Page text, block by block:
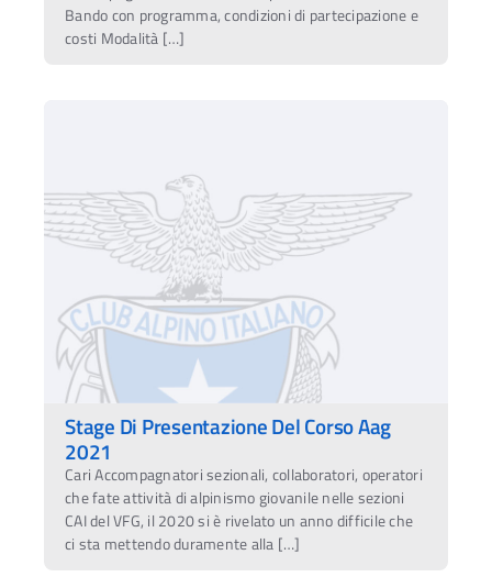
Bando con programma, condizioni di partecipazione e
costi Modalità […]
Stage Di Presentazione Del Corso Aag
2021
Cari Accompagnatori sezionali, collaboratori, operatori
che fate attività di alpinismo giovanile nelle sezioni
CAI del VFG, il 2020 si è rivelato un anno difficile che
ci sta mettendo duramente alla […]